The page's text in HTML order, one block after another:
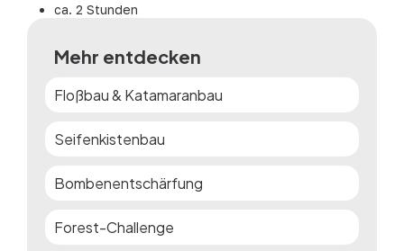
ca. 2 Stunden
Mehr entdecken
Floßbau & Katamaranbau
Seifenkistenbau
Bombenentschärfung
Forest-Challenge